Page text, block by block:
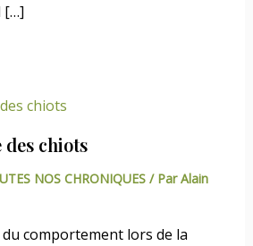
[…]
des chiots
NOS CHRONIQUES/ ParAlain
comportement lors de la